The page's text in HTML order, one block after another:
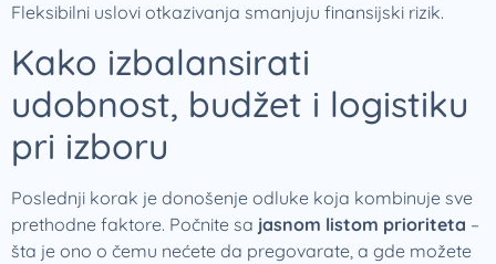
Fleksibilni uslovi otkazivanja smanjuju finansijski rizik.
Kako izbalansirati
udobnost, budžet i logistiku
pri izboru
Poslednji korak je donošenje odluke koja kombinuje sve
prethodne faktore. Počnite sa jasnom listom prioriteta –
šta je ono o čemu nećete da pregovarate, a gde možete